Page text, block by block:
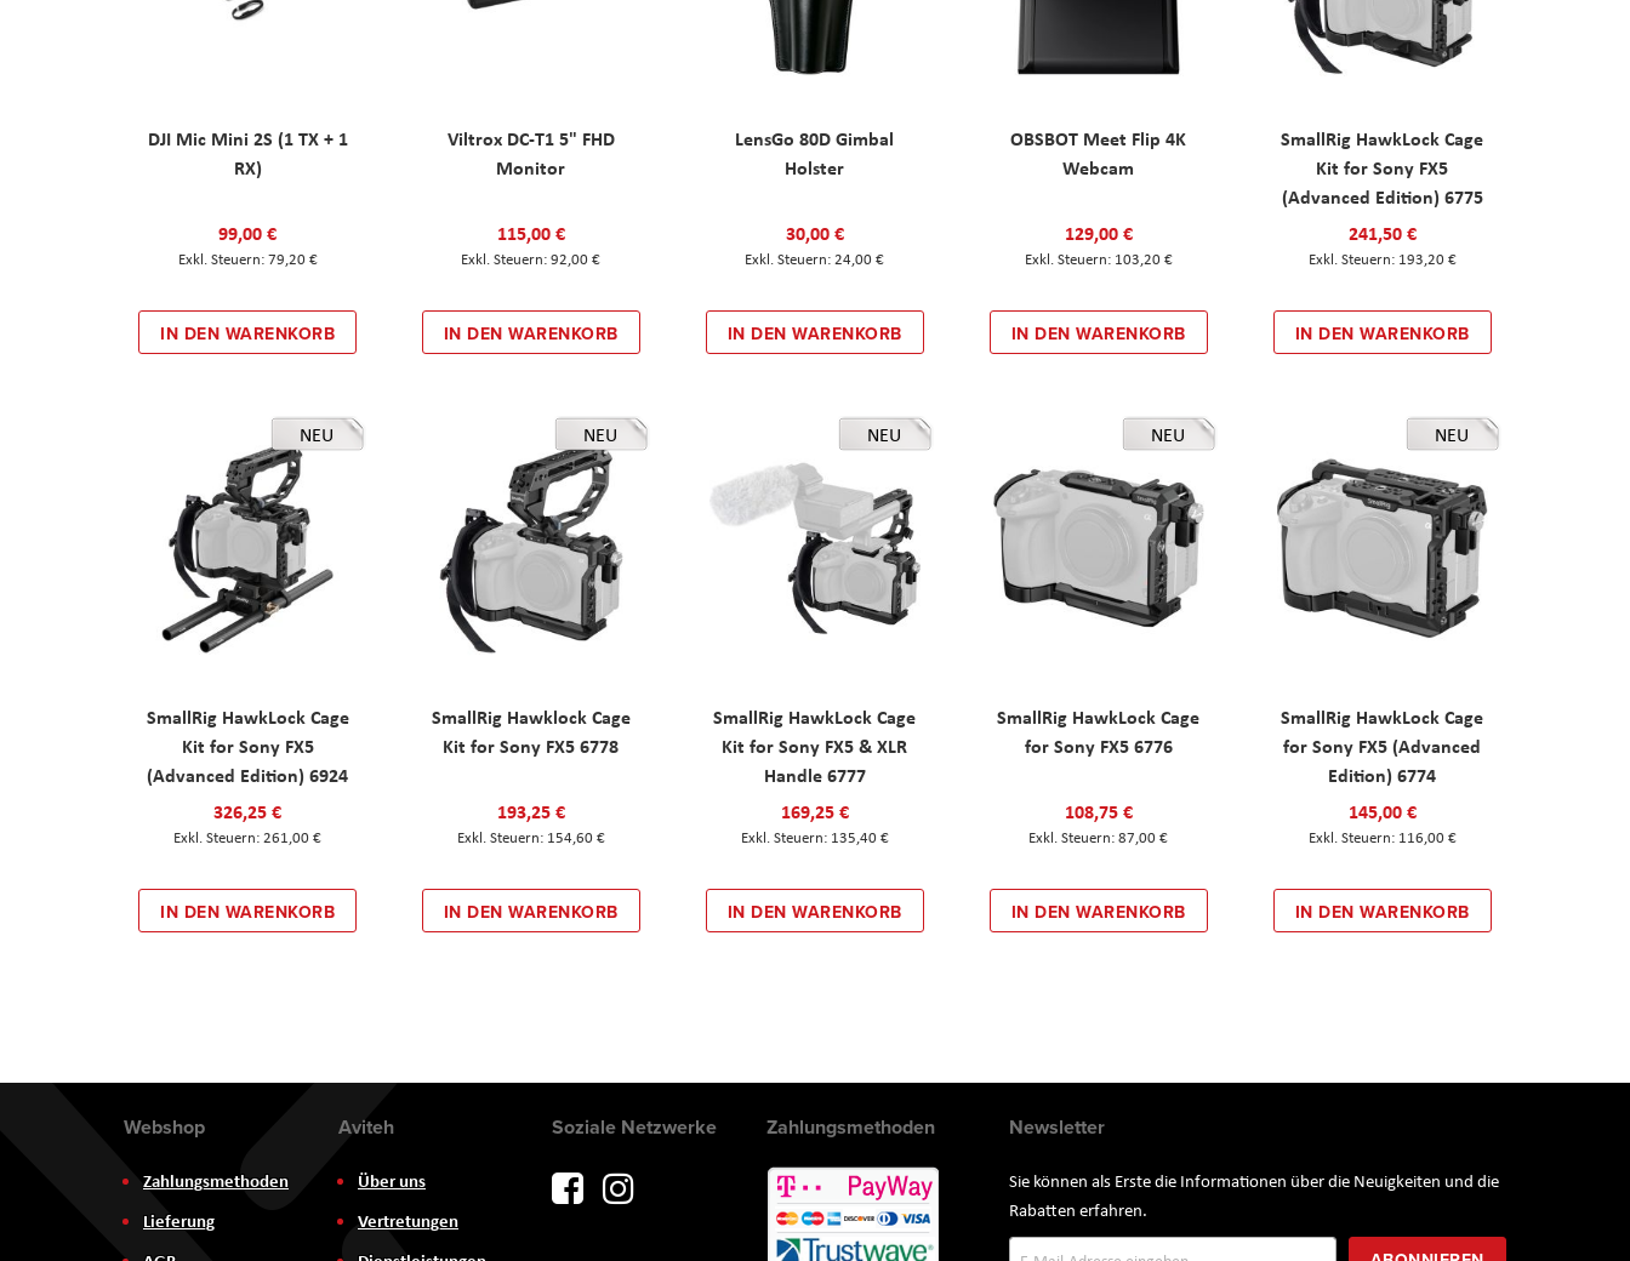
DJI Mic Mini 2S (1 TX + 1
RX)
99,00 €
79,20 €
IN DEN WARENKORB
Viltrox DC-T1 5" FHD
Monitor
115,00 €
92,00 €
IN DEN WARENKORB
LensGo 80D Gimbal
Holster
30,00 €
24,00 €
IN DEN WARENKORB
OBSBOT Meet Flip 4K
Webcam
129,00 €
103,20 €
IN DEN WARENKORB
SmallRig HawkLock Cage
Kit for Sony FX5
(Advanced Edition) 6775
241,50 €
193,20 €
IN DEN WARENKORB
NEU
SmallRig HawkLock Cage
Kit for Sony FX5
(Advanced Edition) 6924
326,25 €
261,00 €
IN DEN WARENKORB
NEU
SmallRig Hawklock Cage
Kit for Sony FX5 6778
193,25 €
154,60 €
IN DEN WARENKORB
NEU
SmallRig HawkLock Cage
Kit for Sony FX5 & XLR
Handle 6777
169,25 €
135,40 €
IN DEN WARENKORB
NEU
SmallRig HawkLock Cage
for Sony FX5 6776
108,75 €
87,00 €
IN DEN WARENKORB
NEU
SmallRig HawkLock Cage
for Sony FX5 (Advanced
Edition) 6774
145,00 €
116,00 €
IN DEN WARENKORB
Newsletter
Sie können als Erste die Informationen über die Neuigkeiten und die
Rabatten erfahren.
Annmeldung
Webshop
Zahlungsmethoden
Lieferung
Aviteh
Über uns
Vertretungen
Soziale Netzwerke Zahlungsmethoden